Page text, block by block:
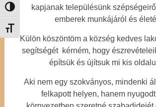
Nagy kontraszt váltása
Betűméret váltása
kapjanak településünk
emberek munkájáról és
Külön köszöntöm a község kedves
segítségét kérném, hogy
építsük és újítsuk mi kis
Aki nem egy szokványos, mindenki
felkapott helyen, hanem